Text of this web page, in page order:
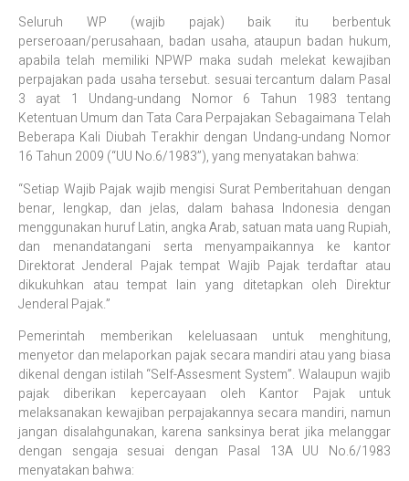
Seluruh WP (wajib pajak) baik itu berbentuk
perseroaan/perusahaan, badan usaha, ataupun badan hukum,
apabila telah memiliki NPWP maka sudah melekat kewajiban
perpajakan pada usaha tersebut. sesuai tercantum dalam Pasal
3 ayat 1 Undang-undang Nomor 6 Tahun 1983 tentang
Ketentuan Umum dan Tata Cara Perpajakan Sebagaimana Telah
Beberapa Kali Diubah Terakhir dengan Undang-undang Nomor
16 Tahun 2009 (“UU No.6/1983”), yang menyatakan bahwa:
“Setiap Wajib Pajak wajib mengisi Surat Pemberitahuan dengan
benar, lengkap, dan jelas, dalam bahasa Indonesia dengan
menggunakan huruf Latin, angka Arab, satuan mata uang Rupiah,
dan menandatangani serta menyampaikannya ke kantor
Direktorat Jenderal Pajak tempat Wajib Pajak terdaftar atau
dikukuhkan atau tempat lain yang ditetapkan oleh Direktur
Jenderal Pajak.”
Pemerintah memberikan keleluasaan untuk menghitung,
menyetor dan melaporkan pajak secara mandiri atau yang biasa
dikenal dengan istilah “Self-Assesment System”. Walaupun wajib
pajak diberikan kepercayaan oleh Kantor Pajak untuk
melaksanakan kewajiban perpajakannya secara mandiri, namun
jangan disalahgunakan, karena sanksinya berat jika melanggar
dengan sengaja sesuai dengan Pasal 13A UU No.6/1983
menyatakan bahwa: